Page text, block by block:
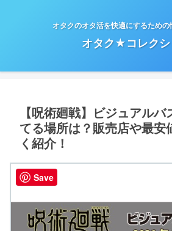
オタクのオタ活を快適にするため
オタク★コレクシ
【呪術廻戦】ビジュアル
てる場所は？販売店や最安
く紹介！
Save